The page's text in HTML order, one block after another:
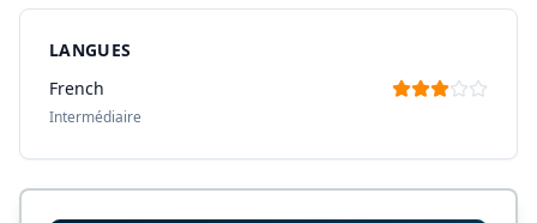
LANGUES
French
Intermédiaire